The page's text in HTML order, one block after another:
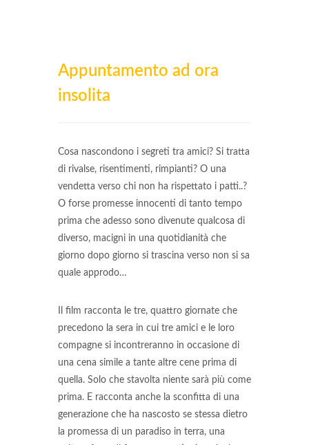
Appuntamento ad ora
insolita
Cosa nascondono i segreti tra amici? Si tratta
di rivalse, risentimenti, rimpianti? O una
vendetta verso chi non ha rispettato i patti..?
O forse promesse innocenti di tanto tempo
prima che adesso sono divenute qualcosa di
diverso, macigni in una quotidianità che
giorno dopo giorno si trascina verso non si sa
quale approdo…
Il film racconta le tre, quattro giornate che
precedono la sera in cui tre amici e le loro
compagne si incontreranno in occasione di
una cena simile a tante altre cene prima di
quella. Solo che stavolta niente sarà più come
prima. E racconta anche la sconfitta di una
generazione che ha nascosto se stessa dietro
la promessa di un paradiso in terra, una